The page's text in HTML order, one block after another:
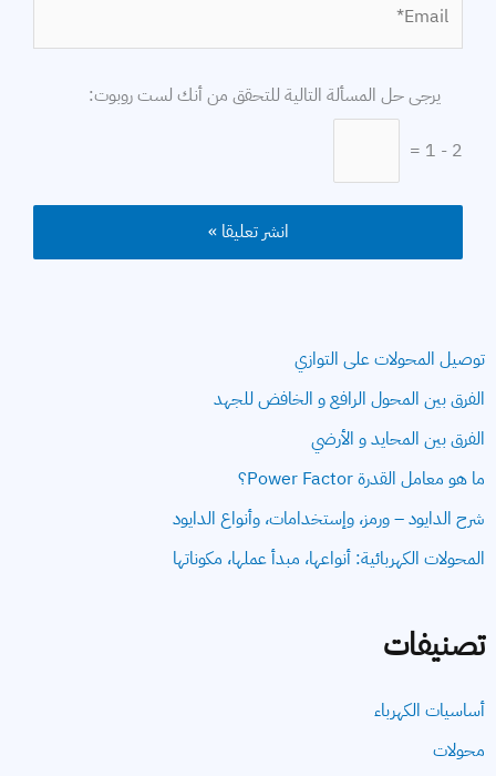
الموقع
يرجى حل المسألة التالية للتحقق من أنك لست روبوت:
2 - 1 =
توصيل المحولات على التوازي
الفرق بين المحول الرافع و الخافض للجهد
الفرق بين المحايد و الأرضي
ما هو معامل القدرة Power Factor؟
شرح الدايود – ورمز، وإستخدامات، وأنواع الدايود
المحولات الكهربائية: أنواعها، مبدأ عملها، مكوناتها
تصنيفات
أساسيات الكهرباء
محولات